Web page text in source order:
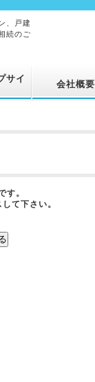
、戸建
続のご
サイ
会社概要
す。
て下さい。